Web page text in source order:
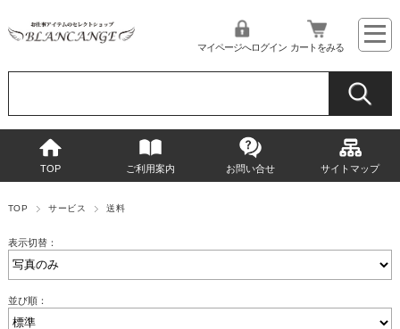
マイページへログイン カートをみる
TOP ご利用案内 お問い合せ サイトマップ
TOP サービス 送料
表示切替：
並び順：